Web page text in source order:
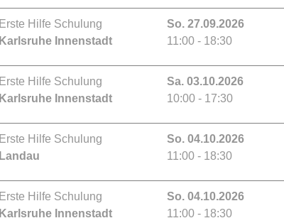
Erste Hilfe Schulung
Karlsruhe Innenstadt
So. 27.09.2026
11:00 - 18:30
Erste Hilfe Schulung
Karlsruhe Innenstadt
Sa. 03.10.2026
10:00 - 17:30
Erste Hilfe Schulung
Landau
So. 04.10.2026
11:00 - 18:30
Erste Hilfe Schulung
Karlsruhe Innenstadt
So. 04.10.2026
11:00 - 18:30